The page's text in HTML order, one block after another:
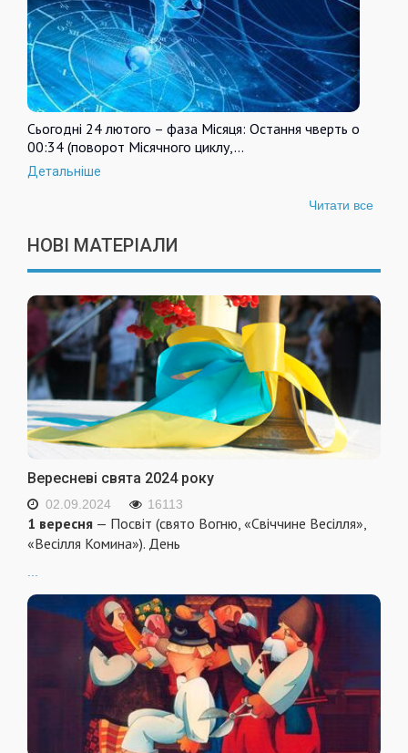
Сьогодні 24 лютого – фаза Місяця: Остання чверть о
00:34 (поворот Місячного циклу,…
Детальніше
Читати все
НОВІ МАТЕРІАЛИ
Вересневі свята 2024 року
02.09.2024 16113
1 вересня — Посвіт (свято Вогню, «Свіччине Весілля»,
«Весілля Комина»). День